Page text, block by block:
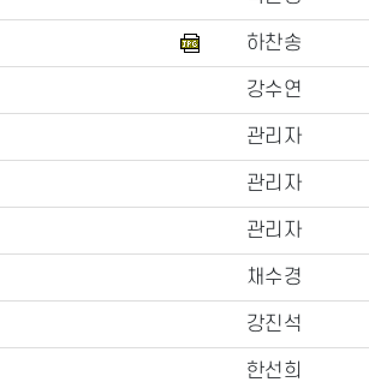
하찬송
강수연
관리자
관리자
관리자
채수경
강진석
한선희